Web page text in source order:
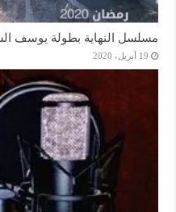
مسلسل النهاية بطولة يوسف
19 أبريل، 2020